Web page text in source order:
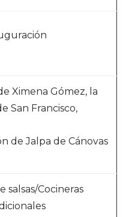
Ximena Gómez, la
San Francisco,
de Jalpa de Cánovas
salsas/Cocineras